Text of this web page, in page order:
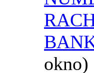
okno)